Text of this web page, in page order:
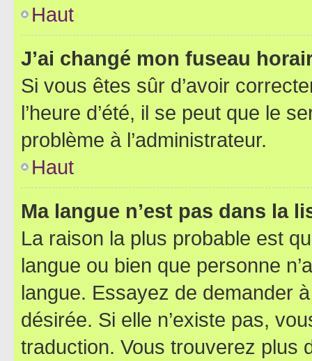
Haut
J’ai changé mon fuseau
Si vous êtes sûr d’avoir
l’heure d’été, il se peut que le
problème à l’administrateur.
Haut
Ma langue n’est pas dans la
La raison la plus probable est
langue ou bien que personne
langue. Essayez de demander
désirée. Si elle n’existe pas,
traduction. Vous trouverez plus